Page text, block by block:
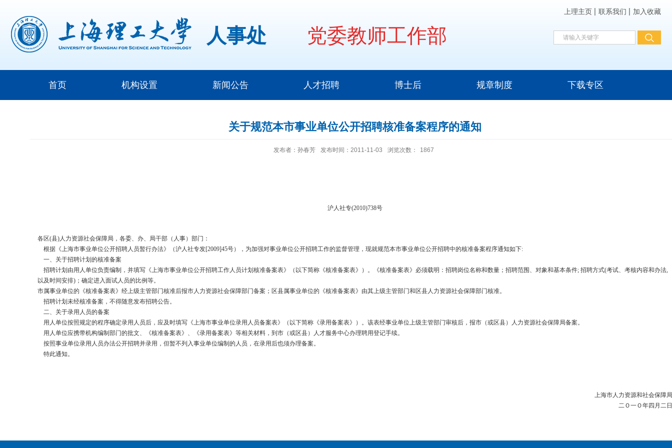
人事处 党委教师工作部
上理主页 联系我们 加入收藏
首页 机构设置 新闻公告 人才招聘 博士后 规章制度 下载专区
关于规范本市事业单位公开招聘核准备案程序的通知
发布者：孙春芳 发布时间：2011-11-03 浏览次数： 1867
沪人社专(2010)738号
各区(县)人力资源社会保障局，各委、办、局干部（人事）部门：
根据《上海市事业单位公开招聘人员暂行办法》（沪人社专发[2009]45号），为加强对事业单位公开招聘工作的监督管理，现就规范本市事业单位公开招聘中的核准备案程序通知如下:
一、关于招聘计划的核准备案
招聘计划由用人单位负责编制，并填写《上海市事业单位公开招聘工作人员计划核准备案表》（以下简称《核准备案表》）。《核准备案表》必须载明：招聘岗位名称和数量；招聘范围、对象和基本条件; 招聘方式(考试、考核内容和办法,
以及时间安排) ；确定进入面试人员的比例等。
市属事业单位的《核准备案表》经上级主管部门核准后报市人力资源社会保障部门备案；区县属事业单位的《核准备案表》由其上级主管部门和区县人力资源社会保障部门核准。
招聘计划未经核准备案，不得随意发布招聘公告。
二、关于录用人员的备案
用人单位按照规定的程序确定录用人员后，应及时填写《上海市事业单位录用人员备案表》（以下简称《录用备案表》）。该表经事业单位上级主管部门审核后，报市（或区县）人力资源社会保障局备案。
用人单位应携带机构编制部门的批文、《核准备案表》、《录用备案表》等相关材料，到市（或区县）人才服务中心办理聘用登记手续。
按照事业单位录用人员办法公开招聘并录用，但暂不列入事业单位编制的人员，在录用后也须办理备案。
特此通知。
上海市人力资源和社会保障局
二Ｏ一Ｏ年四月二日